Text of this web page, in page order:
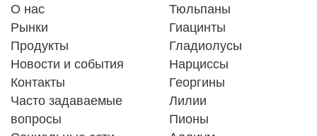
О нас
Рынки
Продукты
Новости и события
Контакты
Часто задаваемые
вопросы
Тюльпаны
Гиацинты
Гладиолусы
Нарциссы
Георгины
Лилии
Пионы